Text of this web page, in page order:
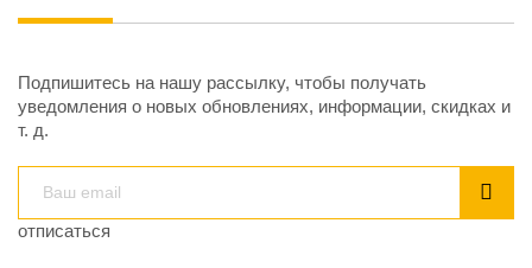
Подпишитесь на нашу рассылку, чтобы получать
уведомления о новых обновлениях, информации, скидках и
т. д.
отписаться